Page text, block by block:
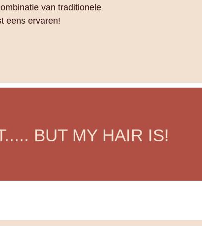
van traditionele
eens ervaren!
BUT MY HAIR IS!